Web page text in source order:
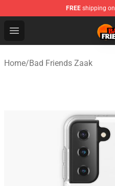
FREE shipping
Open menu
Bad Friends Shop -
Home/Bad Friends Zaak